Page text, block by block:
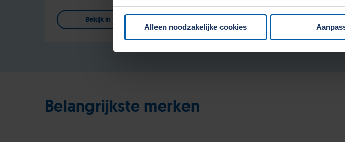
onze website.
Alleen noodzakelijke cookies
Bekijk in webshop Bekijk in webshop
Belangrijkste merken